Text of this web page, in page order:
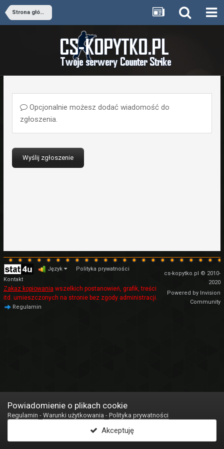
Strona główna
Opcjonalnie możesz dodać wiadomość do
zgłoszenia.
Wyślij zgłoszenie
Język
Polityka prywatności
Kontakt
Zakaz kopiowania wszelkich postanowień, grafik, treści
itd. umieszczonych na stronie bez zgody administracji.
Regulamin
cs-kopytko.pl © 2010-
2020
Powered by Invision
Community
Powiadomienie o plikach cookie
Regulamin - Warunki użytkowania - Polityka prywatności
Akceptuję